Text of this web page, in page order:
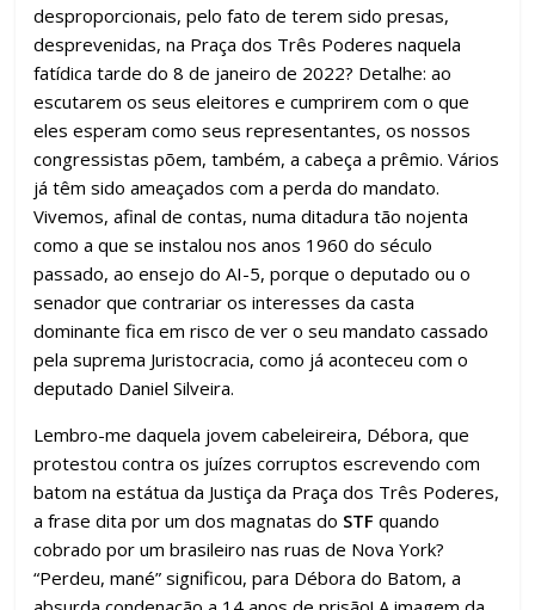
desproporcionais, pelo fato de terem sido presas,
desprevenidas, na Praça dos Três Poderes naquela
fatídica tarde do 8 de janeiro de 2022? Detalhe: ao
escutarem os seus eleitores e cumprirem com o que
eles esperam como seus representantes, os nossos
congressistas põem, também, a cabeça a prêmio. Vários
já têm sido ameaçados com a perda do mandato.
Vivemos, afinal de contas, numa ditadura tão nojenta
como a que se instalou nos anos 1960 do século
passado, ao ensejo do AI-5, porque o deputado ou o
senador que contrariar os interesses da casta
dominante fica em risco de ver o seu mandato cassado
pela suprema Juristocracia, como já aconteceu com o
deputado Daniel Silveira.
Lembro-me daquela jovem cabeleireira, Débora, que
protestou contra os juízes corruptos escrevendo com
batom na estátua da Justiça da Praça dos Três Poderes,
a frase dita por um dos magnatas do STF quando
cobrado por um brasileiro nas ruas de Nova York?
“Perdeu, mané” significou, para Débora do Batom, a